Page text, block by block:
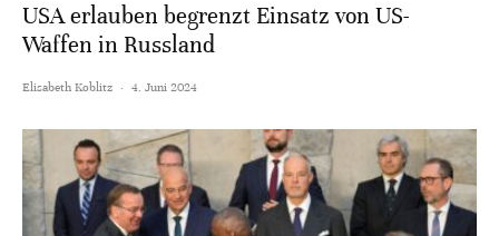
USA erlauben begrenzt Einsatz von US-
Waffen in Russland
Elisabeth Koblitz · 4. Juni 2024